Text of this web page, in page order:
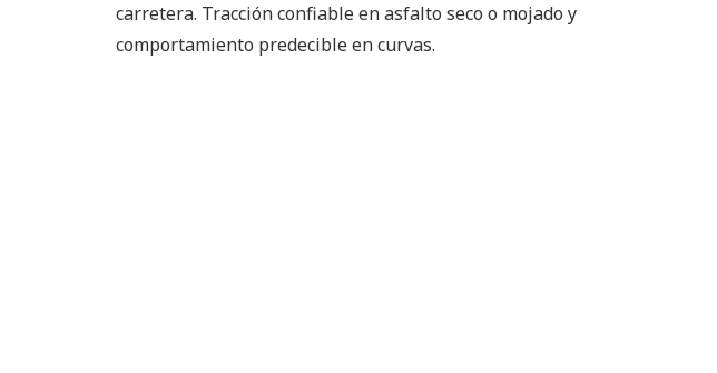
carretera. Tracción confiable en asfalto seco o mojado y
comportamiento predecible en curvas.